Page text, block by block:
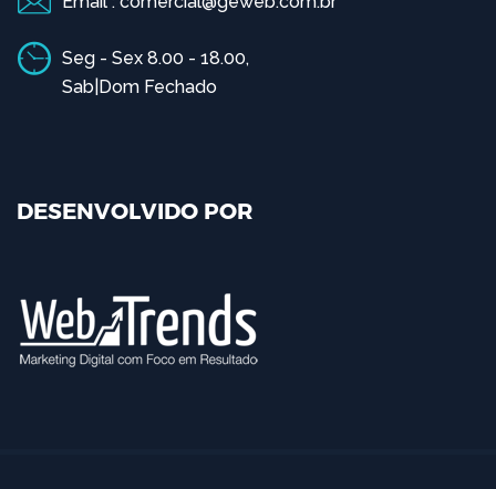
Seg - Sex 8.00 - 18.00,
Sab|Dom Fechado
DESENVOLVIDO POR